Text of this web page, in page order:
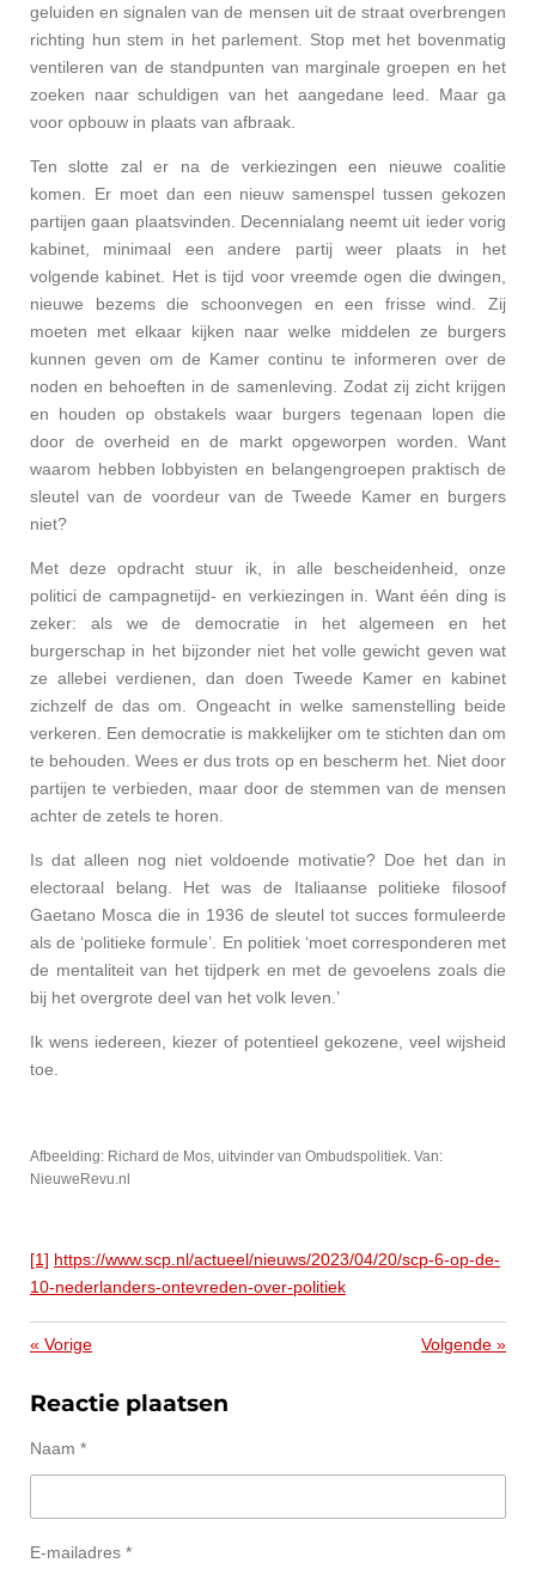
geluiden en signalen van de mensen uit de straat overbrengen
richting hun stem in het parlement. Stop met het bovenmatig
ventileren van de standpunten van marginale groepen en het
zoeken naar schuldigen van het aangedane leed. Maar ga
voor opbouw in plaats van afbraak.
Ten slotte zal er na de verkiezingen een nieuwe coalitie
komen. Er moet dan een nieuw samenspel tussen gekozen
partijen gaan plaatsvinden. Decennialang neemt uit ieder vorig
kabinet, minimaal een andere partij weer plaats in het
volgende kabinet. Het is tijd voor vreemde ogen die dwingen,
nieuwe bezems die schoonvegen en een frisse wind. Zij
moeten met elkaar kijken naar welke middelen ze burgers
kunnen geven om de Kamer continu te informeren over de
noden en behoeften in de samenleving. Zodat zij zicht krijgen
en houden op obstakels waar burgers tegenaan lopen die
door de overheid en de markt opgeworpen worden. Want
waarom hebben lobbyisten en belangengroepen praktisch de
sleutel van de voordeur van de Tweede Kamer en burgers
niet?
Met deze opdracht stuur ik, in alle bescheidenheid, onze
politici de campagnetijd- en verkiezingen in. Want één ding is
zeker: als we de democratie in het algemeen en het
burgerschap in het bijzonder niet het volle gewicht geven wat
ze allebei verdienen, dan doen Tweede Kamer en kabinet
zichzelf de das om. Ongeacht in welke samenstelling beide
verkeren. Een democratie is makkelijker om te stichten dan om
te behouden. Wees er dus trots op en bescherm het. Niet door
partijen te verbieden, maar door de stemmen van de mensen
achter de zetels te horen.
Is dat alleen nog niet voldoende motivatie? Doe het dan in
electoraal belang. Het was de Italiaanse politieke filosoof
Gaetano Mosca die in 1936 de sleutel tot succes formuleerde
als de ‘politieke formule’. En politiek ‘moet corresponderen met
de mentaliteit van het tijdperk en met de gevoelens zoals die
bij het overgrote deel van het volk leven.’
Ik wens iedereen, kiezer of potentieel gekozene, veel wijsheid
toe.
Afbeelding: Richard de Mos, uitvinder van Ombudspolitiek. Van:
NieuweRevu.nl
[1] https://www.scp.nl/actueel/nieuws/2023/04/20/scp-6-op-de-
10-nederlanders-ontevreden-over-politiek
« Vorige Volgende »
Reactie plaatsen
Naam *
E-mailadres *